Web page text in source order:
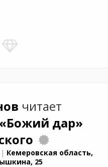
читает
«Божий дар»
| Кемеровская область,
25